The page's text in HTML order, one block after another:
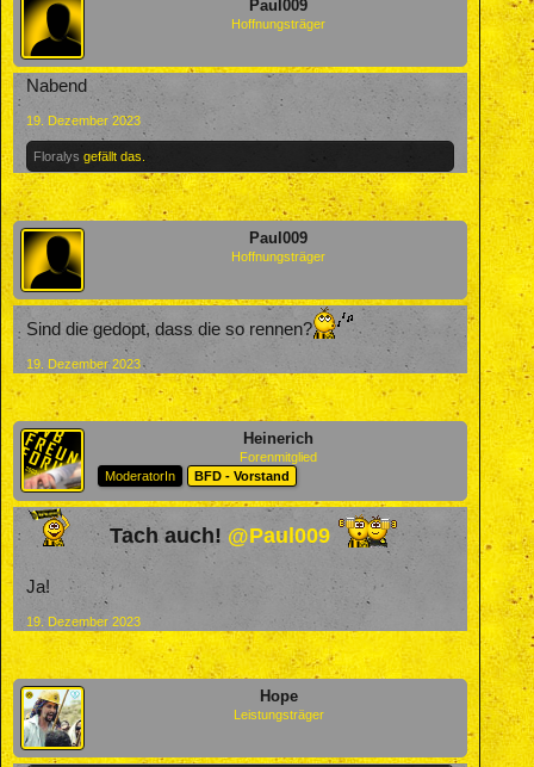
Paul009
Hoffnungsträger
Nabend
19. Dezember 2023
Floralys gefällt das.
Paul009
Hoffnungsträger
Sind die gedopt, dass die so rennen?
19. Dezember 2023
Heinerich
Forenmitglied
ModeratorIn
BFD - Vorstand
Tach auch! @Paul009
Ja!
19. Dezember 2023
Hope
Leistungsträger